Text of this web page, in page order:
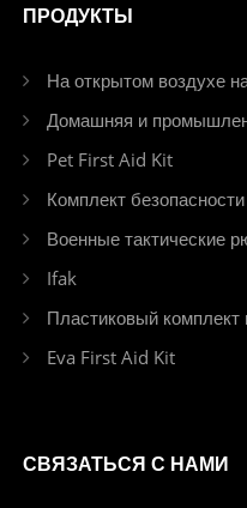
ПРОДУКТЫ
На открытом воздухе
Домашняя и
Pet First Aid Kit
Комплект
Военные тактические
Ifak
Пластиковый
Eva First Aid Kit
СВЯЗАТЬСЯ С НАМИ